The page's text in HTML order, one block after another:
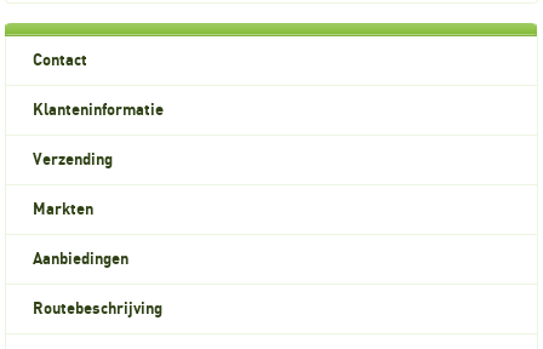
Contact
Klanteninformatie
Verzending
Markten
Aanbiedingen
Routebeschrijving